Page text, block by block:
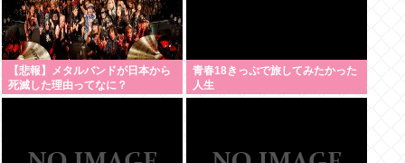
【悲報】メタルバンドが日本から
死滅した理由ってなに？
青春18きっぷで旅してみたかった
人生